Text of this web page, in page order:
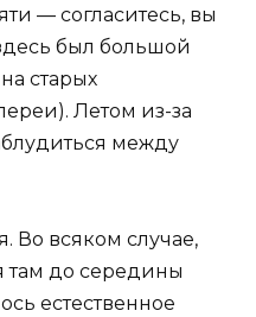
— согласитесь, вы
был большой
старых
Летом из-за
между
Во всяком случае,
там до середины
естественное